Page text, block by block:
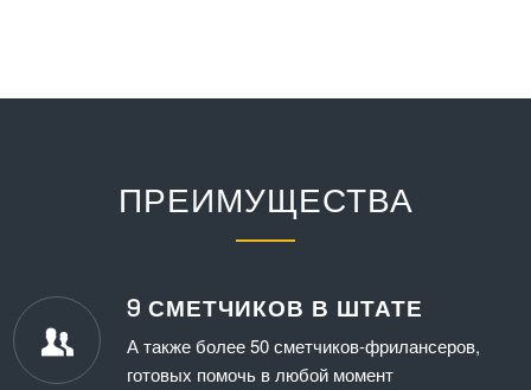
ПРЕИМУЩЕСТВА
9 СМЕТЧИКОВ В ШТАТЕ
А также более 50 сметчиков-фрилансеров,
готовых помочь в любой момент